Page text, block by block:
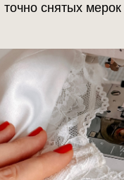
точно снятых мерок